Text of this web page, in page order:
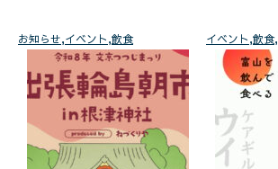
お知らせ,イベント,飲食 イベント,飲食,